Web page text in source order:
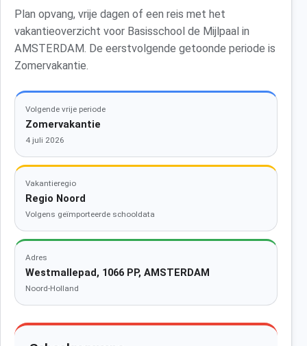
Plan opvang, vrije dagen of een reis met het
vakantieoverzicht voor Basisschool de Mijlpaal in
AMSTERDAM. De eerstvolgende getoonde periode is
Zomervakantie.
Volgende vrije periode
Zomervakantie
4 juli 2026
Vakantieregio
Regio Noord
Volgens geïmporteerde schooldata
Adres
Westmallepad, 1066 PP, AMSTERDAM
Noord-Holland